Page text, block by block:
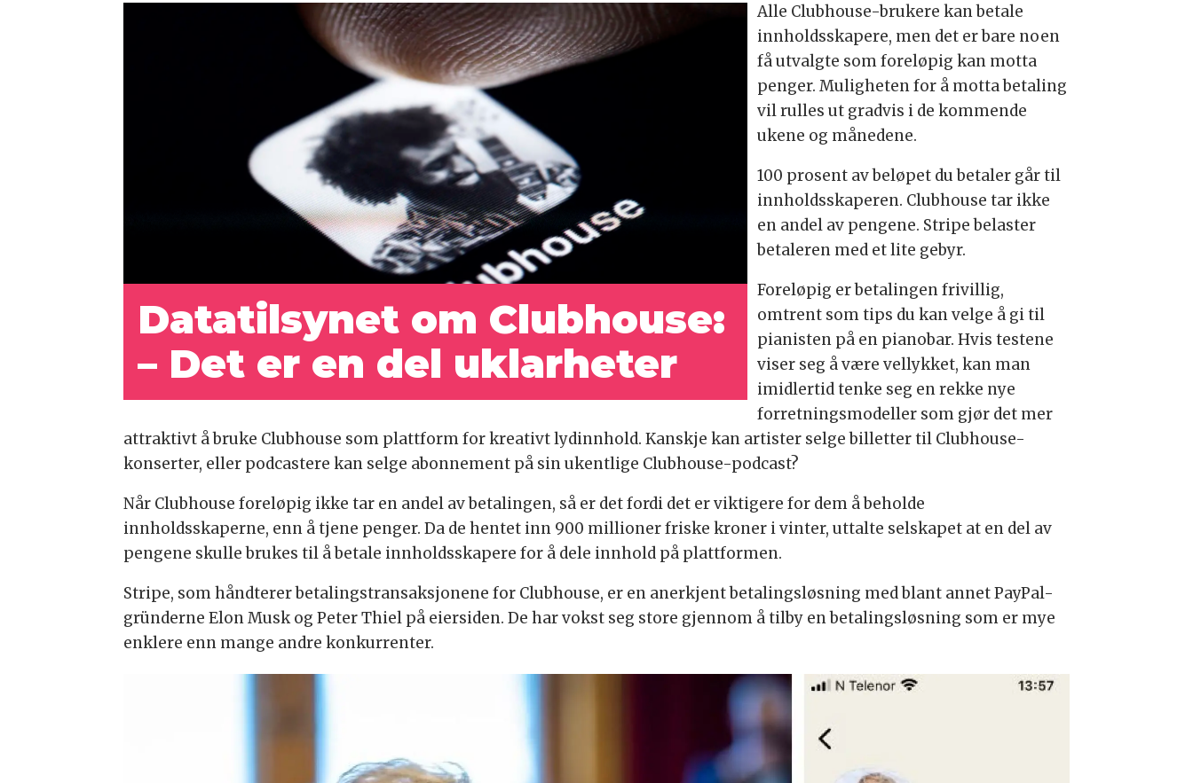
Datatilsynet om Clubhouse:
– Det er en del uklarheter
Alle Clubhouse-brukere kan betale
innholdsskapere, men det er bare noen
få utvalgte som foreløpig kan motta
penger. Muligheten for å motta betaling
vil rulles ut gradvis i de kommende
ukene og månedene.
100 prosent av beløpet du betaler går til
innholdsskaperen. Clubhouse tar ikke
en andel av pengene. Stripe belaster
betaleren med et lite gebyr.
Foreløpig er betalingen frivillig,
omtrent som tips du kan velge å gi til
pianisten på en pianobar. Hvis testene
viser seg å være vellykket, kan man
imidlertid tenke seg en rekke nye
forretningsmodeller som gjør det mer
attraktivt å bruke Clubhouse som plattform for kreativt lydinnhold. Kanskje kan artister selge billetter til Clubhouse-
konserter, eller podcastere kan selge abonnement på sin ukentlige Clubhouse-podcast?
Når Clubhouse foreløpig ikke tar en andel av betalingen, så er det fordi det er viktigere for dem å beholde
innholdsskaperne, enn å tjene penger. Da de hentet inn 900 millioner friske kroner i vinter, uttalte selskapet at en del av
pengene skulle brukes til å betale innholdsskapere for å dele innhold på plattformen.
Stripe, som håndterer betalingstransaksjonene for Clubhouse, er en anerkjent betalingsløsning med blant annet PayPal-
gründerne Elon Musk og Peter Thiel på eiersiden. De har vokst seg store gjennom å tilby en betalingsløsning som er mye
enklere enn mange andre konkurrenter.